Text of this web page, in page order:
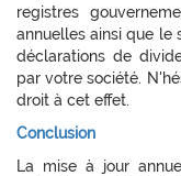
registres
annuelles ainsi que le
déclarations de
par votre société.
droit à cet effet.
Conclusion
La mise à jour